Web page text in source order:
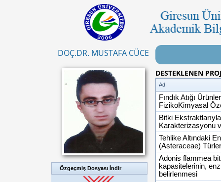
DOÇ.DR. MUSTAFA CÜCE
Özgeçmiş Dosyası İndir
DESTEKLENEN
Adı
Fındık Atığı
FizikoKimyasal
Bitki
Karakterizasyonu
Tehlike Altındaki
(Asteraceae)
Adonis flammea
kapasitelerinin,
belirlenmesi